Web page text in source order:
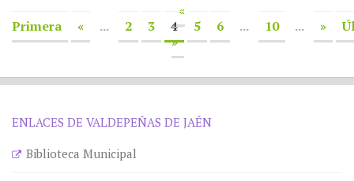
«
Primera
« ... 2 3 4 5 6 ... 10 ... »
»
ENLACES DE VALDEPEÑAS DE JAÉN
Biblioteca Municipal